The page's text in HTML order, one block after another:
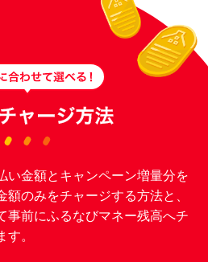
い金額とキャンペーン増量分を
のみをチャージする方法と、
事前にふるなびマネー残高へチ
。